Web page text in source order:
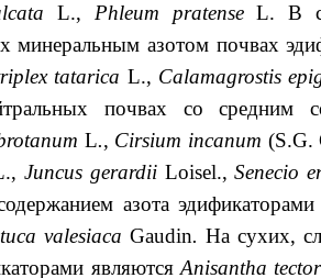
L., Phleum pratenseL. В
минеральным азотом почвах
tatarica L., Calamagrostis
почвах со средним
L., Cirsium incanum (S.G.
Juncus gerardiiLoisel.,Senecio
азота эдификаторами
valesiaca Gaudin.На сухих,
являются Anisantha